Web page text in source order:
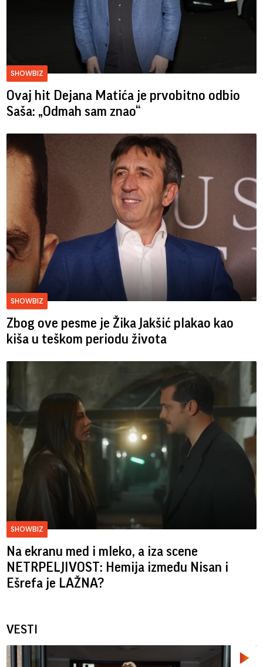
SHOWBIZ
Ovaj hit Dejana Matića je prvobitno odbio
Saša: „Odmah sam znao“
SHOWBIZ
Zbog ove pesme je Žika Jakšić plakao kao
kiša u teškom periodu života
SHOWBIZ
Na ekranu med i mleko, a iza scene
NETRPELJIVOST: Hemija između Nisan i
Ešrefa je LAŽNA?
VESTI